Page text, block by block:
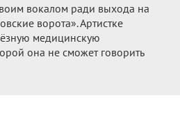
в восторге
с Ольгой